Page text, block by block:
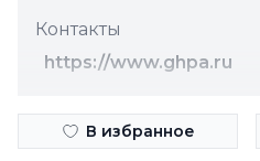
Контакты
https://www.ghpa.ru
В избранное